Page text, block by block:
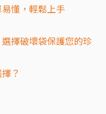
懂，輕鬆上手
擇破壞袋保護您的珍
？